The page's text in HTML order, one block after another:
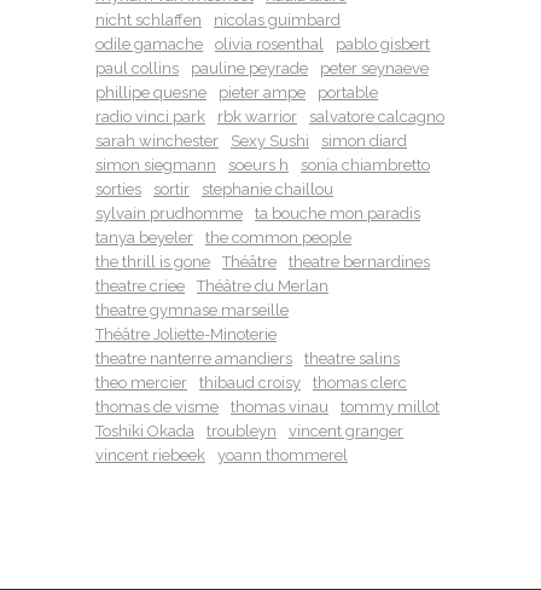
nicht schlaffen
nicolas guimbard
odile gamache
olivia rosenthal
pablo gisbert
paul collins
pauline peyrade
peter seynaeve
phillipe quesne
pieter ampe
portable
radio vinci park
rbk warrior
salvatore calcagno
sarah winchester
Sexy Sushi
simon diard
simon siegmann
soeurs h
sonia chiambretto
sorties
sortir
stephanie chaillou
sylvain prudhomme
ta bouche mon paradis
tanya beyeler
the common people
the thrill is gone
Théâtre
theatre bernardines
theatre criee
Théâtre du Merlan
theatre gymnase marseille
Théâtre Joliette-Minoterie
theatre nanterre amandiers
theatre salins
theo mercier
thibaud croisy
thomas clerc
thomas de visme
thomas vinau
tommy millot
Toshiki Okada
troubleyn
vincent granger
vincent riebeek
yoann thommerel